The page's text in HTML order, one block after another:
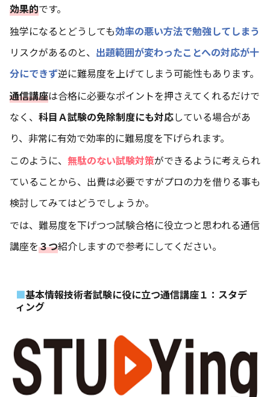
効果的です。
独学になるとどうしても効率の悪い方法で勉強してしまう
リスクがあるのと、 出題範囲が変わったことへの対応が十
分にできず逆に難易度を上げてしまう可能性もあります。
通信講座は合格に必要なポイントを押さえてくれるだけで
なく、 科目Ａ試験の免除制度にも対応している場合があ
り、非常に有効で効率的に難易度を下げられます。
このように、 無駄のない試験対策ができるように考えられ
ていることから、出費は必要ですがプロの力を借りる事も
検討してみてはどうでしょうか。
では、難易度を下げつつ試験合格に役立つと思われる通信
講座を３つ紹介しますので参考にしてください。
基本情報技術者試験に役に立つ通信講座１：スタデ
ィング